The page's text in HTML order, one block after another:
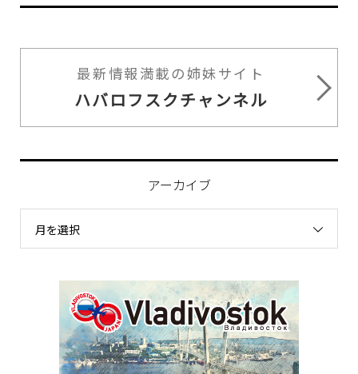
最新情報満載の姉妹サイト
ハバロフスクチャンネル
アーカイブ
月を選択